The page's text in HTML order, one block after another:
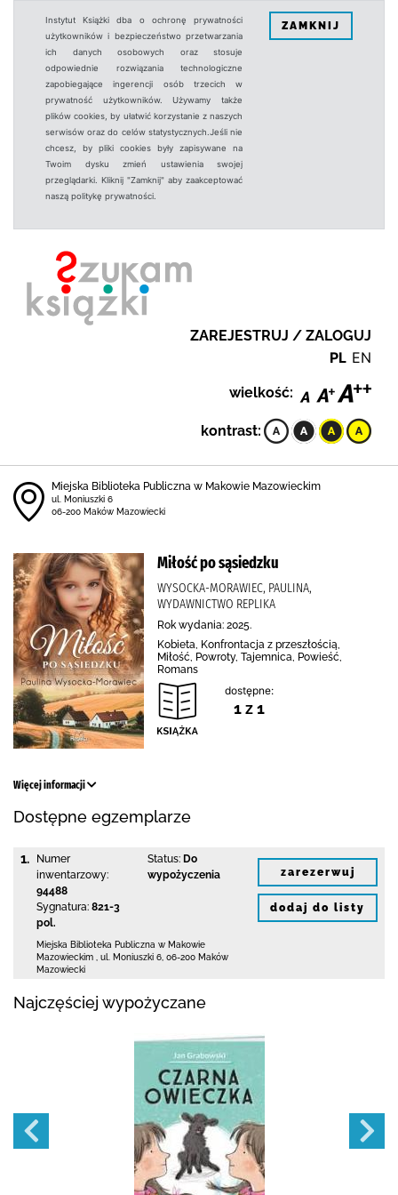
Instytut Książki dba o ochronę prywatności
użytkowników i bezpieczeństwo przetwarzania
ich danych osobowych oraz stosuje
odpowiednie rozwiązania technologiczne
zapobiegające ingerencji osób trzecich w
prywatność użytkowników. Używamy także
plików cookies, by ułatwić korzystanie z naszych
serwisów oraz do celów statystycznych.Jeśli nie
chcesz, by pliki cookies były zapisywane na
Twoim dysku zmień ustawienia swojej
przeglądarki. Kliknij "Zamknij" aby zaakceptować
naszą politykę prywatności.
ZAMKNIJ
ZAREJESTRUJ / ZALOGUJ
PL EN
wielkość:
kontrast:
Miejska Biblioteka Publiczna w Makowie Mazowieckim
ul. Moniuszki 6
06-200 Maków Mazowiecki
Miłość po sąsiedzku
WYSOCKA-MORAWIEC, PAULINA,
WYDAWNICTWO REPLIKA
Rok wydania: 2025.
Kobieta, Konfrontacja z przeszłością,
Miłość, Powroty, Tajemnica, Powieść,
Romans
dostępne:
1 z 1
Więcej informacji
Dostępne egzemplarze
1.
Numer
inwentarzowy:
94488
Sygnatura: 821-3
pol.
Status: Do
wypożyczenia
Miejska Biblioteka Publiczna w Makowie
Mazowieckim
ul. Moniuszki 6 06-200 Maków
Mazowiecki
zarezerwuj
dodaj do listy
Najczęściej wypożyczane